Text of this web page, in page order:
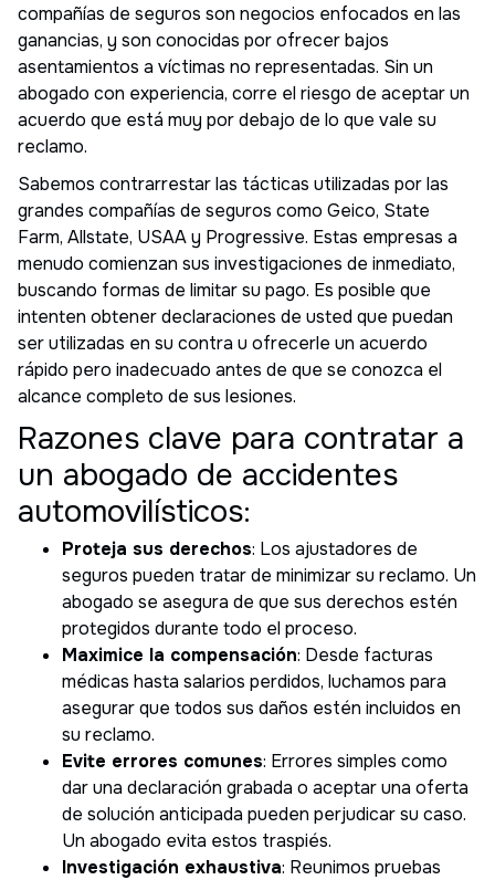
compañías de seguros son negocios enfocados en las
ganancias, y son conocidas por ofrecer bajos
asentamientos a víctimas no representadas. Sin un
abogado con experiencia, corre el riesgo de aceptar un
acuerdo que está muy por debajo de lo que vale su
reclamo.
Sabemos contrarrestar las tácticas utilizadas por las
grandes compañías de seguros como Geico, State
Farm, Allstate, USAA y Progressive. Estas empresas a
menudo comienzan sus investigaciones de inmediato,
buscando formas de limitar su pago. Es posible que
intenten obtener declaraciones de usted que puedan
ser utilizadas en su contra u ofrecerle un acuerdo
rápido pero inadecuado antes de que se conozca el
alcance completo de sus lesiones.
Razones clave para contratar a
un abogado de accidentes
automovilísticos:
Proteja sus derechos: Los ajustadores de
seguros pueden tratar de minimizar su reclamo. Un
abogado se asegura de que sus derechos estén
protegidos durante todo el proceso.
Maximice la compensación: Desde facturas
médicas hasta salarios perdidos, luchamos para
asegurar que todos sus daños estén incluidos en
su reclamo.
Evite errores comunes: Errores simples como
dar una declaración grabada o aceptar una oferta
de solución anticipada pueden perjudicar su caso.
Un abogado evita estos traspiés.
Investigación exhaustiva: Reunimos pruebas